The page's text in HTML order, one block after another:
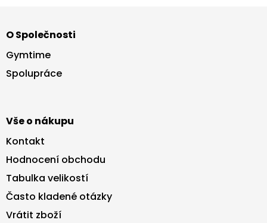
p
a
O Společnosti
Gymtime
Spolupráce
Vše o nákupu
Kontakt
Hodnocení obchodu
Tabulka velikostí
Často kladené otázky
Vrátit zboží